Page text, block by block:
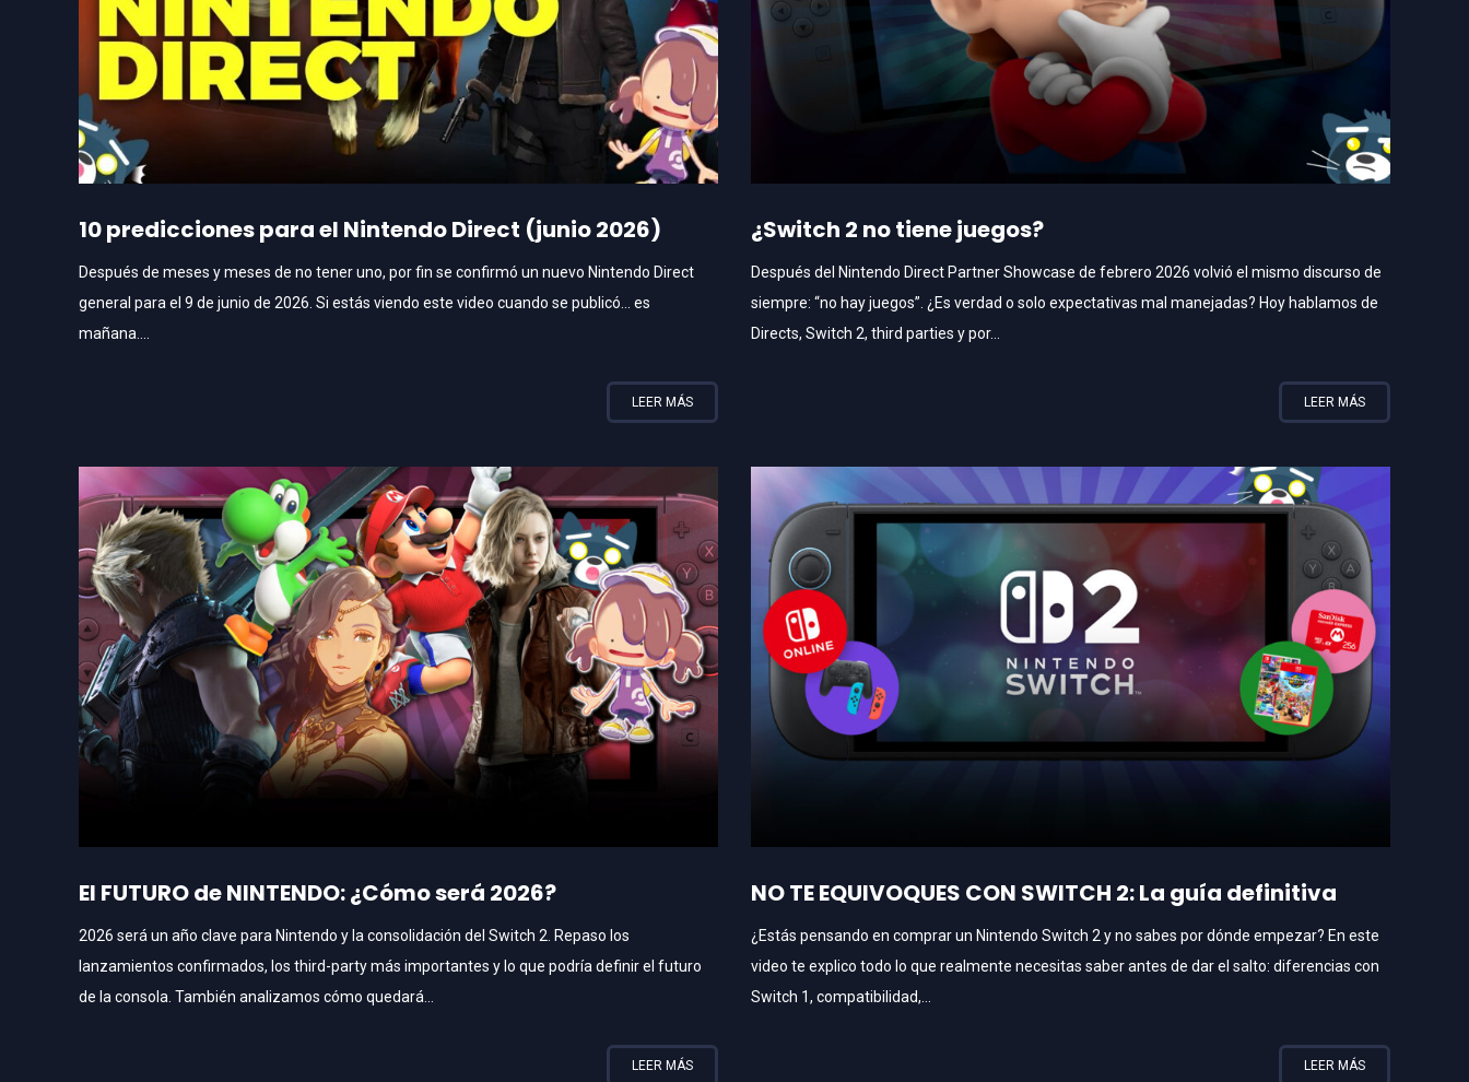
10 predicciones para el Nintendo Direct (junio 2026)
Después de meses y meses de no tener uno, por fin se confirmó un nuevo Nintendo Direct
general para el 9 de junio de 2026. Si estás viendo este video cuando se publicó… es
mañana....
LEER MÁS
¿Switch 2 no tiene juegos?
Después del Nintendo Direct Partner Showcase de febrero 2026 volvió el mismo discurso de
siempre: “no hay juegos”. ¿Es verdad o solo expectativas mal manejadas? Hoy hablamos de
Directs, Switch 2, third parties y por...
LEER MÁS
El FUTURO de NINTENDO: ¿Cómo será 2026?
2026 será un año clave para Nintendo y la consolidación del Switch 2. Repaso los
lanzamientos confirmados, los third-party más importantes y lo que podría definir el futuro
de la consola. También analizamos cómo quedará...
LEER MÁS
NO TE EQUIVOQUES CON SWITCH 2: La guía definitiva
¿Estás pensando en comprar un Nintendo Switch 2 y no sabes por dónde empezar? En este
video te explico todo lo que realmente necesitas saber antes de dar el salto: diferencias con
Switch 1, compatibilidad,...
LEER MÁS